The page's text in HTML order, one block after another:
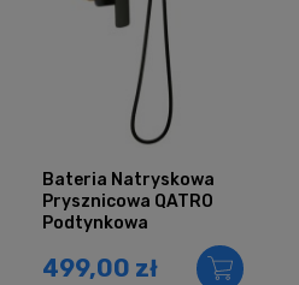
Bateria Natryskowa
Prysznicowa QATRO
Podtynkowa
Deszczownica CZARNA
499,00 zł